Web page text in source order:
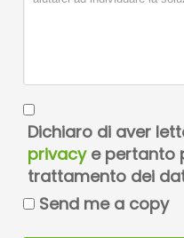
Dichiaro di aver
privacye pertanto
trattamento dei
Send me a copy